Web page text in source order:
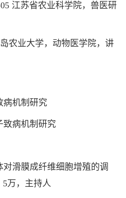
江苏省农业科学院，兽医研
业大学，动物医学院，讲
机制研究
病机制研究
滑膜成纤维细胞增殖的调
万，主持人